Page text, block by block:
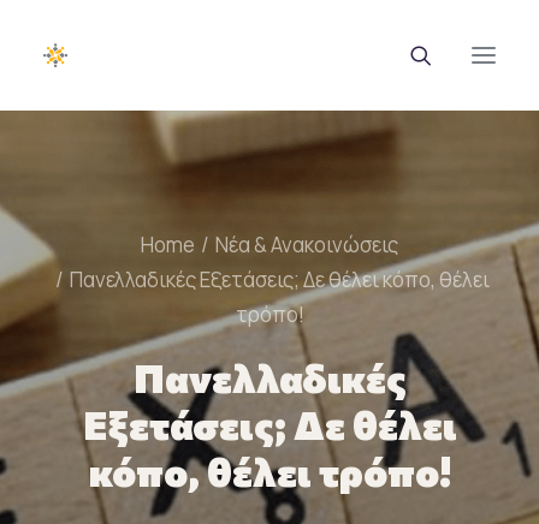
EUROTRAINING
ΣΑΕΚ
Σεμινάρια
Ευρωπαϊκά Προγράμματα
Εθνικά Προγράμματα
Voucher
Νέα & Ανακοινώσεις
Home
Νέα & Ανακοινώσεις
Πανελλαδικές Εξετάσεις; Δε θέλει κόπο, θέλει
τρόπο!
Πανελλαδικές
Εξετάσεις; Δε θέλει
κόπο, θέλει τρόπο!